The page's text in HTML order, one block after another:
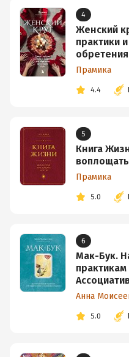
4
Женский
практики
Прамика
4.4
5
Книга
Прамика
5.0
6
Мак-Бук.
Анна
5.0